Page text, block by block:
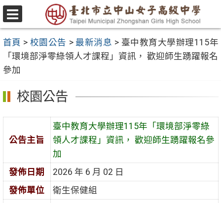
跳
至
要
容
區
選
單
首頁 > 校園公告 > 最新消息 > 臺中教育大學辦理115年
「環境部淨零綠領人才課程」資訊， 歡迎師生踴躍報名
參加
校園公告
公告主旨
臺中教育大學辦理115年「環境部淨零綠
領人才課程」資訊， 歡迎師生踴躍報名參
加
發佈日期
2026 年 6 月 02 日
發佈單位
衛生保健組